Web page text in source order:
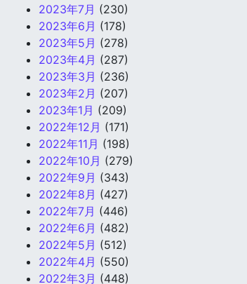
2023年7月 (230)
2023年6月 (178)
2023年5月 (278)
2023年4月 (287)
2023年3月 (236)
2023年2月 (207)
2023年1月 (209)
2022年12月 (171)
2022年11月 (198)
2022年10月 (279)
2022年9月 (343)
2022年8月 (427)
2022年7月 (446)
2022年6月 (482)
2022年5月 (512)
2022年4月 (550)
2022年3月 (448)